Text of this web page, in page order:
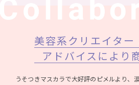
美容系クリエイター
アドバイスにより
うそつきマスカラで大好評のピメルより、